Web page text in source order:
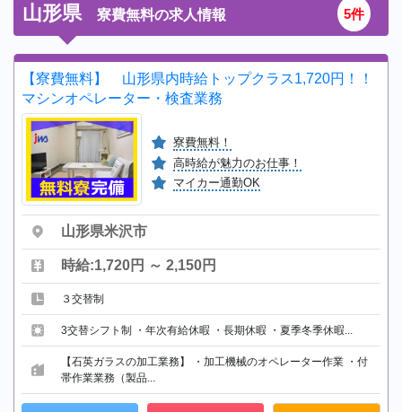
山形県 寮費無料の求人情報 5件
【寮費無料】 山形県内時給トップクラス1,720円！！
マシンオペレーター・検査業務
寮費無料！
高時給が魅力のお仕事！
マイカー通勤OK
山形県米沢市
時給:1,720円 ～ 2,150円
３交替制
3交替シフト制 ・年次有給休暇 ・長期休暇 ・夏季冬季休暇...
【石英ガラスの加工業務】 ・加工機械のオペレーター作業 ・付
帯作業業務（製品...